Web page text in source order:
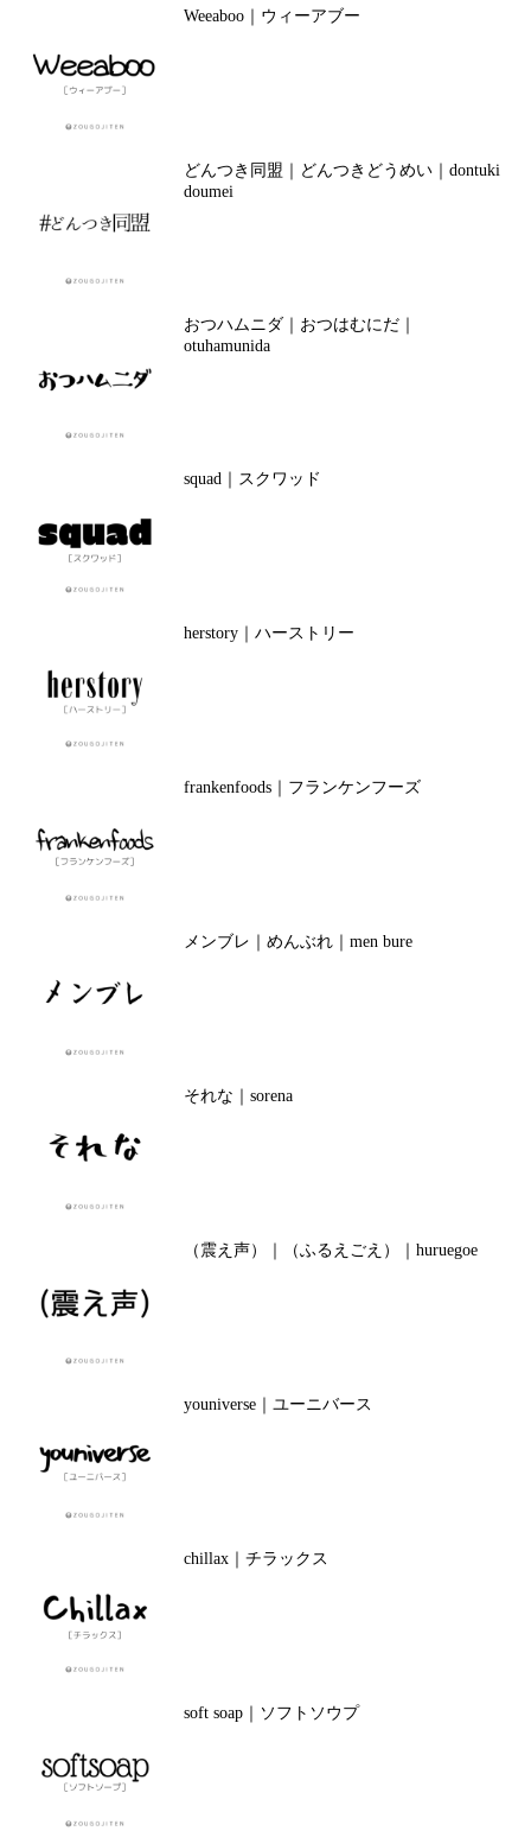
Weeaboo｜ウィーアブー
どんつき同盟｜どんつきどうめい｜dontuki
doumei
おつハムニダ｜おつはむにだ｜
otuhamunida
squad｜スクワッド
herstory｜ハーストリー
frankenfoods｜フランケンフーズ
メンブレ｜めんぶれ｜men bure
それな｜sorena
（震え声）｜（ふるえごえ）｜huruegoe
youniverse｜ユーニバース
chillax｜チラックス
soft soap｜ソフトソウプ